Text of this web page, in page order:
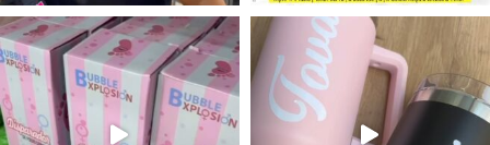
מטף לגילוי מין העובר חזר למלא